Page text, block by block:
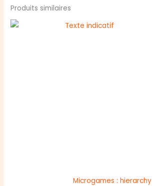
Produits similaires
Microgames : hierarchy